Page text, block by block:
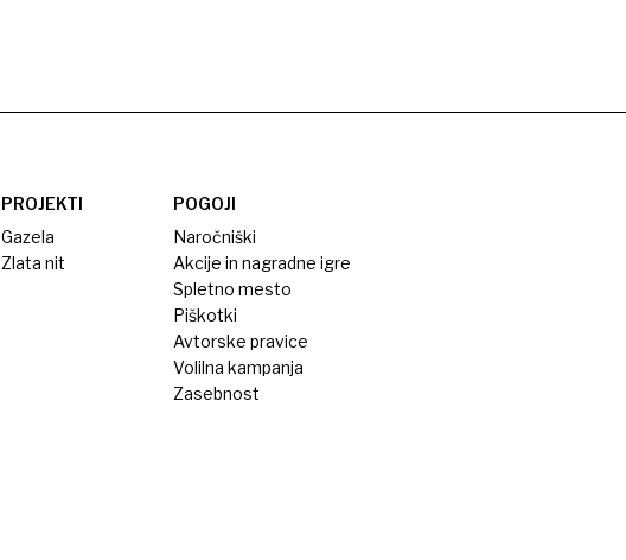
PROJEKTI
Gazela
Zlata nit
POGOJI
Naročniški
Akcije in nagradne igre
Spletno mesto
Piškotki
Avtorske pravice
Volilna kampanja
Zasebnost